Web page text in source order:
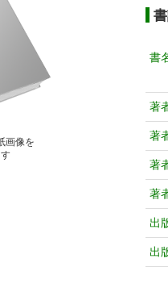
画像を
書
著
著
著
著
出
出